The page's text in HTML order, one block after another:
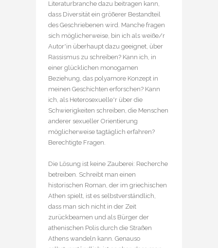
Literaturbranche dazu beitragen kann,
dass Diversität ein größerer Bestandteil
des Geschriebenen wird. Manche fragen
sich möglicherweise, bin ich als weiße/r
Autor*in überhaupt dazu geeignet, über
Rassismus zu schreiben? Kann ich, in
einer glücklichen monogamen
Beziehung, das polyamore Konzept in
meinen Geschichten erforschen? Kann
ich, als Heterosexuelle*r über die
Schwierigkeiten schreiben, die Menschen
anderer sexueller Orientierung
möglicherweise tagtäglich erfahren?
Berechtigte Fragen.
Die Lösung ist keine Zauberei: Recherche
betreiben. Schreibt man einen
historischen Roman, der im griechischen
Athen spielt, ist es selbstverständlich,
dass man sich nicht in der Zeit
zurückbeamen und als Bürger der
athenischen Polis durch die Straßen
Athens wandeln kann. Genauso